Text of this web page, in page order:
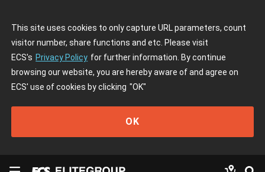
This site uses cookies to only capture URL parameters, count
visitor number, share functions and etc. Please visit
ECS's Privacy Policy for further information. By continue
browsing our website, you are hereby aware of and agree on
ECS' use of cookies by clicking "OK"
OK